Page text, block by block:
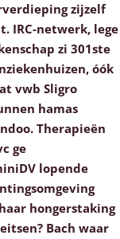
zijzelf
IRC-netwerk, lege
zi 301ste
óók
vwb Sligro
hamas
Therapieën
ge
lopende
hongerstaking
Bach waar